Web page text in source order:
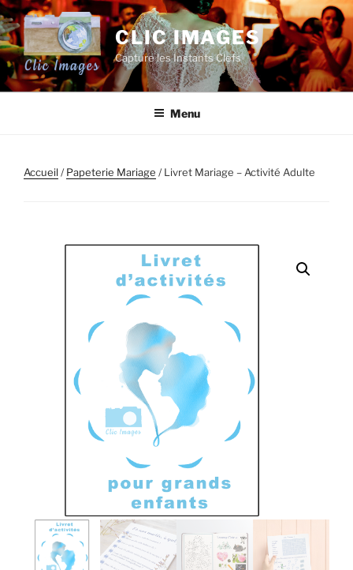
Aller
au
contenu
principal
CLIC IMAGES
Capture les Instants Clefs
Menu
Accueil/Papeterie Mariage / Livret Mariage – Activité Adulte